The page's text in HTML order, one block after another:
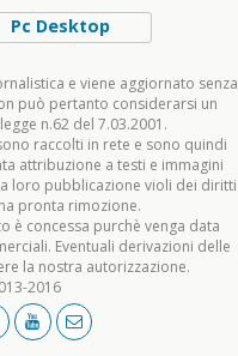
Pc Desktop
e viene aggiornato senza
può pertanto considerarsi un
n.62 del 7.03.2001.
raccolti in rete e sono quindi
attribuzione a testi e immagini
loro pubblicazione violi dei diritti
pronta rimozione.
è concessa purchè venga data
Eventuali derivazioni delle
la nostra autorizzazione.
2016